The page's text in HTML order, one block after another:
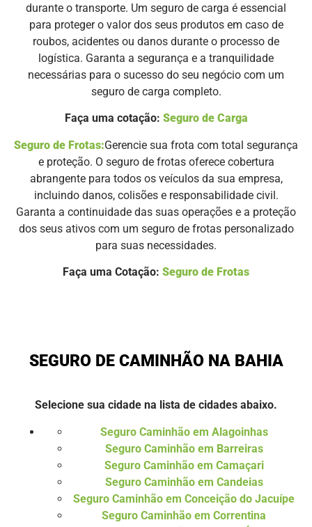
durante o transporte. Um seguro de carga é essencial
para proteger o valor dos seus produtos em caso de
roubos, acidentes ou danos durante o processo de
logística. Garanta a segurança e a tranquilidade
necessárias para o sucesso do seu negócio com um
seguro de carga completo.
Faça uma cotação: Seguro de Carga
Seguro de Frotas:Gerencie sua frota com total segurança
e proteção. O seguro de frotas oferece cobertura
abrangente para todos os veículos da sua empresa,
incluindo danos, colisões e responsabilidade civil.
Garanta a continuidade das suas operações e a proteção
dos seus ativos com um seguro de frotas personalizado
para suas necessidades.
Faça uma Cotação: Seguro de Frotas
SEGURO DE CAMINHÃO NA BAHIA
Selecione sua cidade na lista de cidades abaixo.
Seguro Caminhão em Alagoinhas
Seguro Caminhão em Barreiras
Seguro Caminhão em Camaçari
Seguro Caminhão em Candeias
Seguro Caminhão em Conceição do Jacuípe
Seguro Caminhão em Correntina